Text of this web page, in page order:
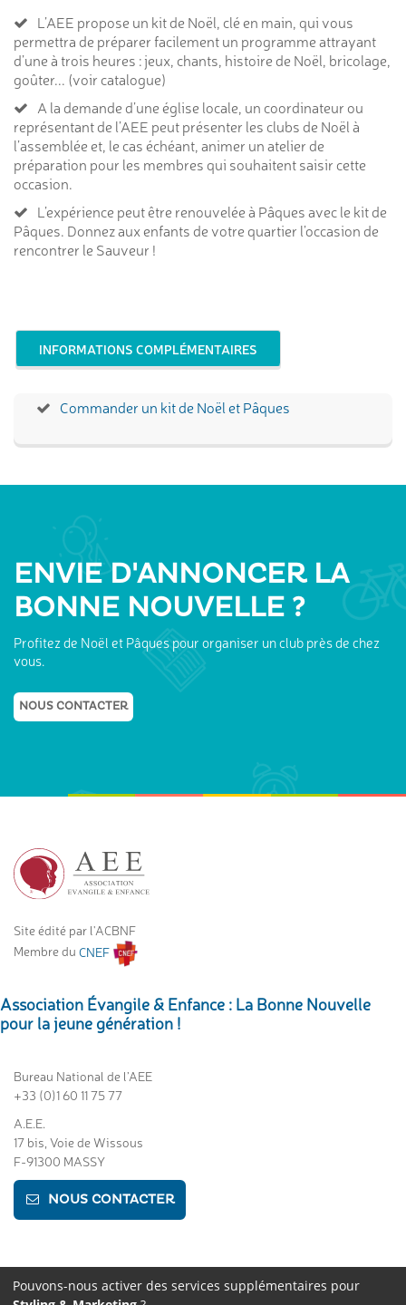
L’AEE propose un kit de Noël, clé en main, qui vous
permettra de préparer facilement un programme attrayant
d’une à trois heures : jeux, chants, histoire de Noël, bricolage,
goûter... (voir catalogue)
A la demande d’une église locale, un coordinateur ou
représentant de l’AEE peut présenter les clubs de Noël à
l’assemblée et, le cas échéant, animer un atelier de
préparation pour les membres qui souhaitent saisir cette
occasion.
L’expérience peut être renouvelée à Pâques avec le kit de
Pâques. Donnez aux enfants de votre quartier l’occasion de
rencontrer le Sauveur !
INFORMATIONS COMPLÉMENTAIRES
Commander un kit de Noël et Pâques
ENVIE D'ANNONCER LA
BONNE NOUVELLE ?
Profitez de Noël et Pâques pour organiser un club près de chez
vous.
NOUS CONTACTER
Site édité par l'ACBNF
Membre du CNEF
Association Évangile & Enfance : La Bonne Nouvelle
pour la jeune génération !
Bureau National de l’AEE
+33 (0)1 60 11 75 77
A.E.E.
17 bis, Voie de Wissous
F-91300 MASSY
NOUS CONTACTER
Pouvons-nous activer des services supplémentaires pour